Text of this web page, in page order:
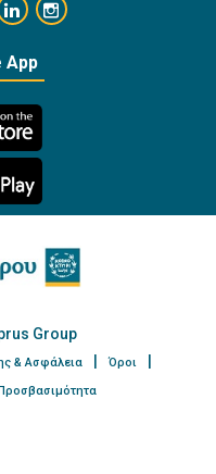
bankofcyprus_
www.youtube.com/user/
https://www.linkedin.com/
https://
App
Group
& Ασφάλεια
Όροι
Προσβασιμότητα